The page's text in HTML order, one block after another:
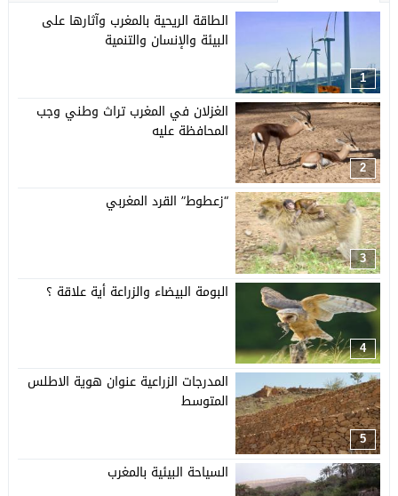
1
الطاقة الريحية بالمغرب وآثارها على
البيئة والإنسان والتنمية
2
الغزلان في المغرب تراث وطني وجب
المحافظة عليه
3
“زعطوط” القرد المغربي
4
البومة البيضاء والزراعة أية علاقة ؟
5
المدرجات الزراعية عنوان هوية الاطلس
المتوسط
السياحة البيئية بالمغرب